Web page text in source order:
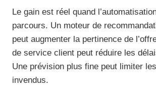
Le gain est réel quand
parcours. Un moteur de
peut augmenter la pertinence de
de service client peut réduire les
Une prévision plus fine peut limiter
invendus.